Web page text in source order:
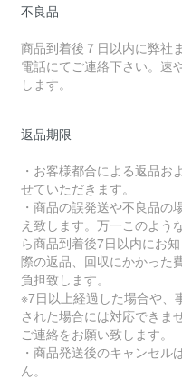
不良品
商品到着後７日以内に弊社
電話にてご連絡下さい。速
します。
返品期限
・お客様都合による返品お
せていただきます。
・商品の誤発送や不良品の
え致します。万一このよう
ら商品到着後7日以内にお
際の返品、回収にかかった
負担致します。
※7日以上経過した場合や、
された場合には対応できま
ご連絡をお願い致します。
・商品発送後のキャンセル
ん。